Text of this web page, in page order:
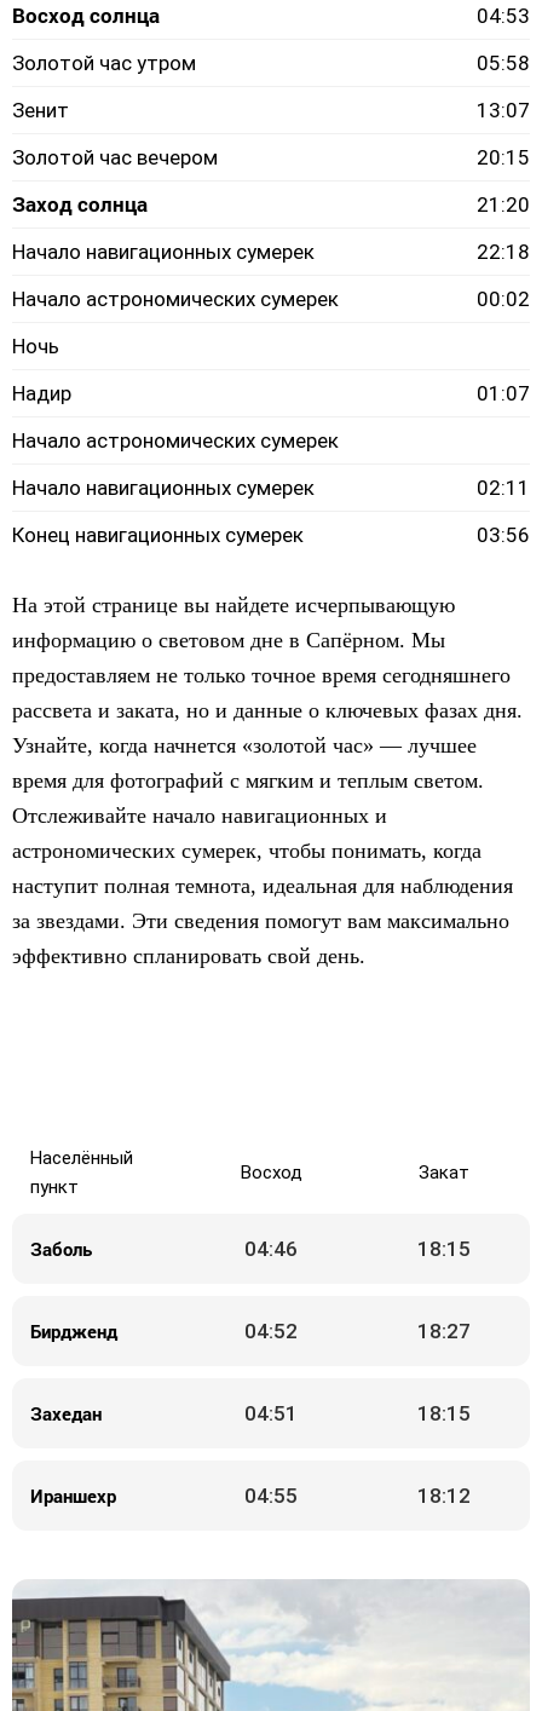
Восход солнца
04:53
Золотой час утром
05:58
Зенит
13:07
Золотой час вечером
20:15
Заход солнца
21:20
Начало навигационных сумерек
22:18
Начало астрономических сумерек
00:02
Ночь
Надир
01:07
Начало астрономических сумерек
Начало навигационных сумерек
02:11
Конец навигационных сумерек
03:56
На этой странице вы найдете исчерпывающую
информацию о световом дне в Сапёрном. Мы
предоставляем не только точное время сегодняшнего
рассвета и заката, но и данные о ключевых фазах дня.
Узнайте, когда начнется «золотой час» — лучшее
время для фотографий с мягким и теплым светом.
Отслеживайте начало навигационных и
астрономических сумерек, чтобы понимать, когда
наступит полная темнота, идеальная для наблюдения
за звездами. Эти сведения помогут вам максимально
эффективно спланировать свой день.
Населённый
пункт
Восход Закат
Заболь 04:46 18:15
Бирдженд 04:52 18:27
Захедан 04:51 18:15
Ираншехр 04:55 18:12